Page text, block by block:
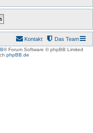
Das Team
Kontakt
® Forum Software © phpBB Limited
phpBB.de